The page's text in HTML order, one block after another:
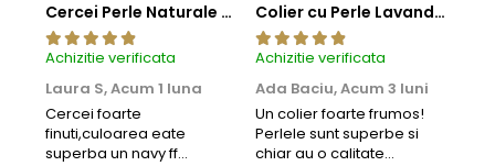
Cercei Perle Naturale Negre 5-6 mm, Buton AAA, Aur 14K (aur 585), Tip Șurub | KASKADDA®
Achizitie verificata
Laura S,Acum 1 luna
Cercei foarte
finuti,culoarea eate
superba un navy ff
Colier cu Perle Lavanda la Baza Gatului, de 4-5 mm, Perle Rare, Calitate AAA+, Aur 14K | KASKADDA®
Achizitie verificata
Ada Baciu,Acum 3 luni
Un colier foarte frumos!
Perlele sunt superbe si
chiar au o calitate